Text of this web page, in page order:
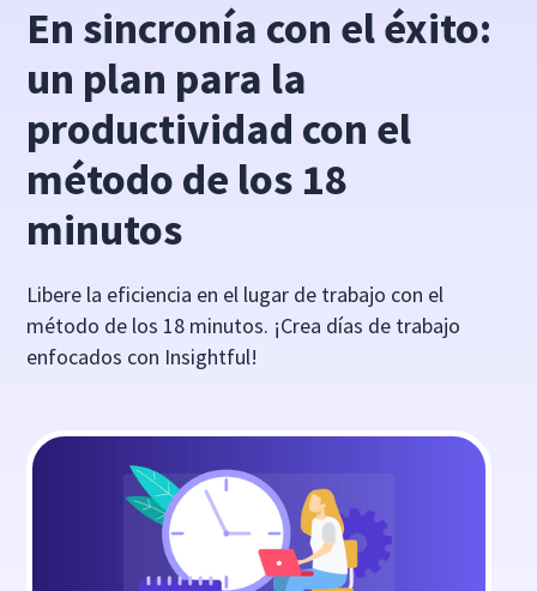
En sincronía con el éxito:
un plan para la
productividad con el
método de los 18
minutos
Libere la eficiencia en el lugar de trabajo con el
método de los 18 minutos. ¡Crea días de trabajo
enfocados con Insightful!